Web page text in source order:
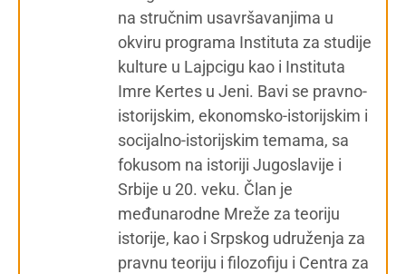
na stručnim usavršavanjima u
okviru programa Instituta za studije
kulture u Lajpcigu kao i Instituta
Imre Kertes u Jeni. Bavi se pravno-
istorijskim, ekonomsko-istorijskim i
socijalno-istorijskim temama, sa
fokusom na istoriji Jugoslavije i
Srbije u 20. veku. Član je
međunarodne Mreže za teoriju
istorije, kao i Srpskog udruženja za
pravnu teoriju i filozofiju i Centra za